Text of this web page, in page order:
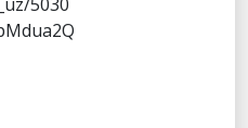
5030